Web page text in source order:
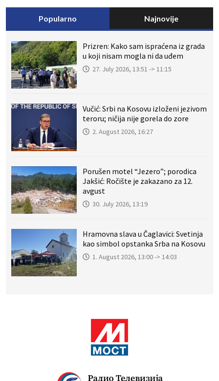
Popularno Najnovije
Prizren: Kako sam ispraćena iz grada
u koji nisam mogla ni da uđem
27. July 2026, 13:51 -> 11:15
Vučić: Srbi na Kosovu izloženi jezivom
teroru; ničija nije gorela do zore
2. August 2026, 16:27
Porušen motel “Jezero”; porodica
Jakšić: Ročište je zakazano za 12.
avgust
30. July 2026, 13:19
Hramovna slava u Čaglavici: Svetinja
kao simbol opstanka Srba na Kosovu
1. August 2026, 13:00 -> 14:03